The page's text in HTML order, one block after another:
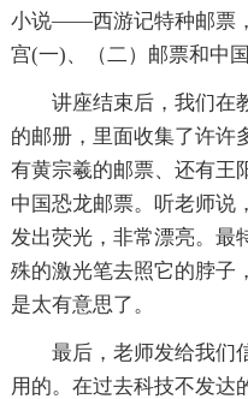
小说——西游记特种邮票
宫(一)、（二）邮票和中国
讲座结束后，我们在
的邮册，里面收集了许许
有黄宗羲的邮票、还有王
中国恐龙邮票。听老师说
发出荧光，非常漂亮。最
殊的激光笔去照它的脖子
是太有意思了。
最后，老师发给我们
用的。在过去科技不发达